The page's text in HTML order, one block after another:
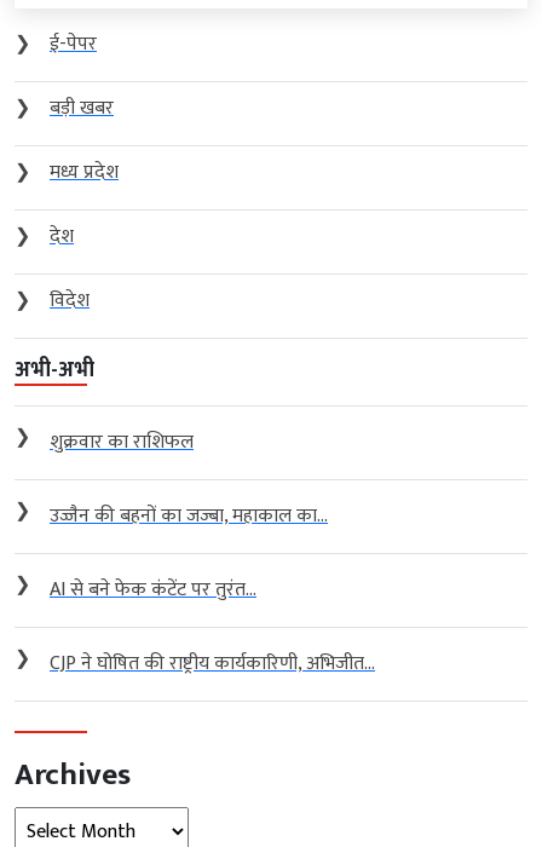
❯
ई-पेपर
❯
बड़ी खबर
❯
मध्य प्रदेश
❯
देश
❯
विदेश
अभी-अभी
❯ शुक्रवार का राशिफल
❯ उज्जैन की बहनों का जज्बा, महाकाल का...
❯ AI से बने फेक कंटेंट पर तुरंत...
❯ CJP ने घोषित की राष्ट्रीय कार्यकारिणी, अभिजीत...
Archives
Archives